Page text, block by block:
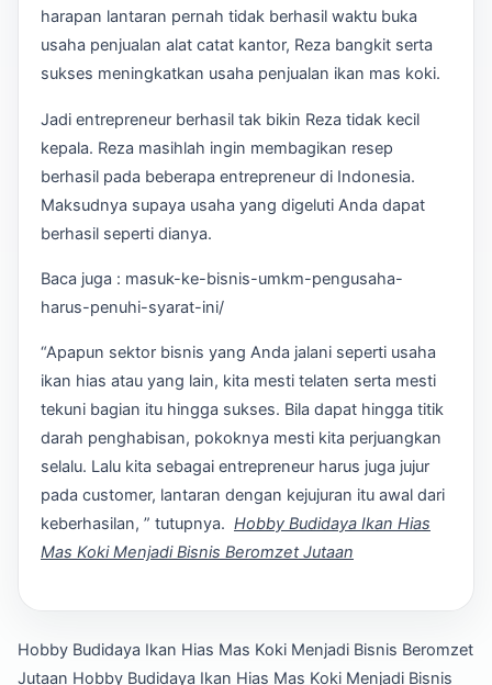
harapan lantaran pernah tidak berhasil waktu buka
usaha penjualan alat catat kantor, Reza bangkit serta
sukses meningkatkan usaha penjualan ikan mas koki.
Jadi entrepreneur berhasil tak bikin Reza tidak kecil
kepala. Reza masihlah ingin membagikan resep
berhasil pada beberapa entrepreneur di Indonesia.
Maksudnya supaya usaha yang digeluti Anda dapat
berhasil seperti dianya.
Baca juga : masuk-ke-bisnis-umkm-pengusaha-
harus-penuhi-syarat-ini/
“Apapun sektor bisnis yang Anda jalani seperti usaha
ikan hias atau yang lain, kita mesti telaten serta mesti
tekuni bagian itu hingga sukses. Bila dapat hingga titik
darah penghabisan, pokoknya mesti kita perjuangkan
selalu. Lalu kita sebagai entrepreneur harus juga jujur
pada customer, lantaran dengan kejujuran itu awal dari
keberhasilan, ” tutupnya. Hobby Budidaya Ikan Hias
Mas Koki Menjadi Bisnis Beromzet Jutaan
Hobby Budidaya Ikan Hias Mas Koki Menjadi Bisnis Beromzet
Jutaan Hobby Budidaya Ikan Hias Mas Koki Menjadi Bisnis